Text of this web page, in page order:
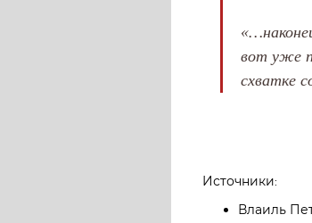
вот уже
схватке
Источники:
Влаиль